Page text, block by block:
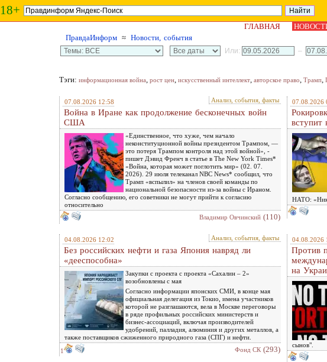
18+
ГЛАВНАЯ
ПравдаИнформ ≈ Новости, события
Или: –
Тэги: информационная война, рост цен, искусственный интеллект, авторское право, Трамп,
07.08.2026 12:58 Анализ, события, факты
Война в Иране как продолжение бесконечных войн
США
«Единственное, что хуже, чем начало
неконституционной войны президентом Трампом, —
это потеря Трампом контроля над этой войной», -
пишет Дэвид Френч в статье в The New York Times*
«Война, которая может поглотить мир» (02. 07.
2026). 29 июля телеканал NBC News* сообщил, что
Трамп «вспылил» на членов своей команды по
национальной безопасности из-за войны с Ираном.
Согласно сообщению, его советники не могут прийти к согласию
относительно
Владимир Овчинский (110)
07.08.2026
НАТО:
04.08.2026 12:02 Анализ, события, факты
Без российских нефти и газа Япония навряд ли
«дееспособна»
Закупки с проекта с проекта «Сахалин – 2»
возобновлены с мая
Согласно информации японских СМИ, в конце мая
официальная делегация из Токио, имена участников
которой не разглашаются, вела в Москве переговоры
в ряде профильных российских министерств и
бизнес-ассоциаций, включая производителей
удобрений, палладия, алюминия и других металлов, а
также поставщиков сжиженного природного газа (СПГ) и нефти.
1
Фонд СК (293)
04.08.2026
Против
на
сынов".